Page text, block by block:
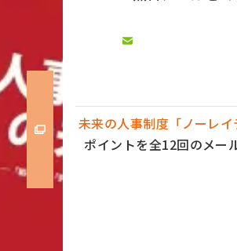
未来の人事制度「ノーレイ
ポイントを全12回のメー